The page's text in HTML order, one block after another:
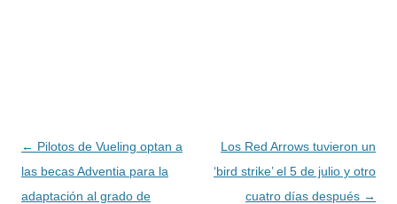
Navegación
de
entradas
← Pilotos de Vueling optan a
las becas Adventia para la
adaptación al grado de
Los Red Arrows tuvieron un
‘bird strike’ el 5 de julio y otro
cuatro días después →